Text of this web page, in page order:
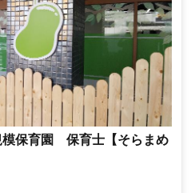
模保育園 保育士【そらまめ